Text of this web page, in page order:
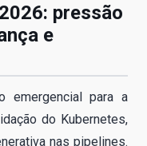
pressão
e
emergencial para a
do Kubernetes,
nas pipelines.